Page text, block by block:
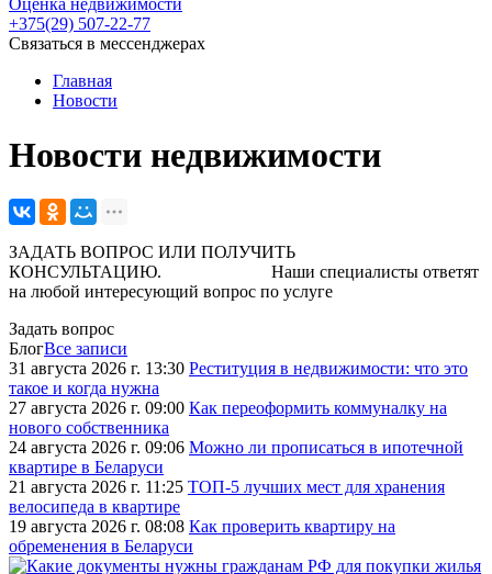
Оценка недвижимости
+375(29) 507-22-77
Связаться в мессенджерах
Главная
Новости
Новости недвижимости
ЗАДАТЬ ВОПРОС ИЛИ ПОЛУЧИТЬ
КОНСУЛЬТАЦИЮ. Наши специалисты ответят
на любой интересующий вопрос по услуге
Задать вопрос
БлогВсе записи
31 августа 2026 г. 13:30 Реституция в недвижимости: что это
такое и когда нужна
27 августа 2026 г. 09:00 Как переоформить коммуналку на
нового собственника
24 августа 2026 г. 09:06 Можно ли прописаться в ипотечной
квартире в Беларуси
21 августа 2026 г. 11:25 ТОП-5 лучших мест для хранения
велосипеда в квартире
19 августа 2026 г. 08:08 Как проверить квартиру на
обременения в Беларуси